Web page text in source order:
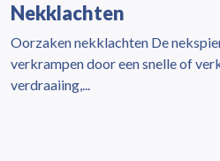
Nekklachten
Oorzaken nekklachten De
verkrampen door een snelle of
verdraaiing,...